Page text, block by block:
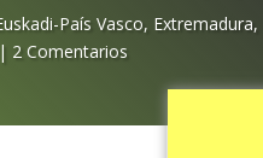
País Vasco, Extremadura,
| 2 Comentarios